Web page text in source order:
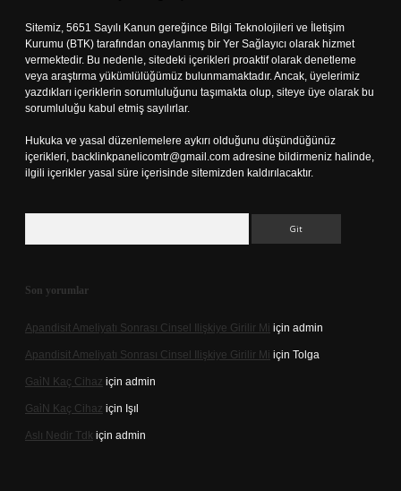
Sitemiz, 5651 Sayılı Kanun gereğince Bilgi Teknolojileri ve İletişim
Kurumu (BTK) tarafından onaylanmış bir Yer Sağlayıcı olarak hizmet
vermektedir. Bu nedenle, sitedeki içerikleri proaktif olarak denetleme
veya araştırma yükümlülüğümüz bulunmamaktadır. Ancak, üyelerimiz
yazdıkları içeriklerin sorumluluğunu taşımakta olup, siteye üye olarak bu
sorumluluğu kabul etmiş sayılırlar.
Hukuka ve yasal düzenlemelere aykırı olduğunu düşündüğünüz
içerikleri, backlinkpanelicomtr@gmail.com adresine bildirmeniz halinde,
ilgili içerikler yasal süre içerisinde sitemizden kaldırılacaktır.
Son yorumlar
Apandisit Ameliyatı Sonrası Cinsel Ilişkiye Girilir Mi için admin
Apandisit Ameliyatı Sonrası Cinsel Ilişkiye Girilir Mi için Tolga
Gai̇N Kaç Cihaz için admin
Gai̇N Kaç Cihaz için Işıl
Aslı Nedir Tdk için admin